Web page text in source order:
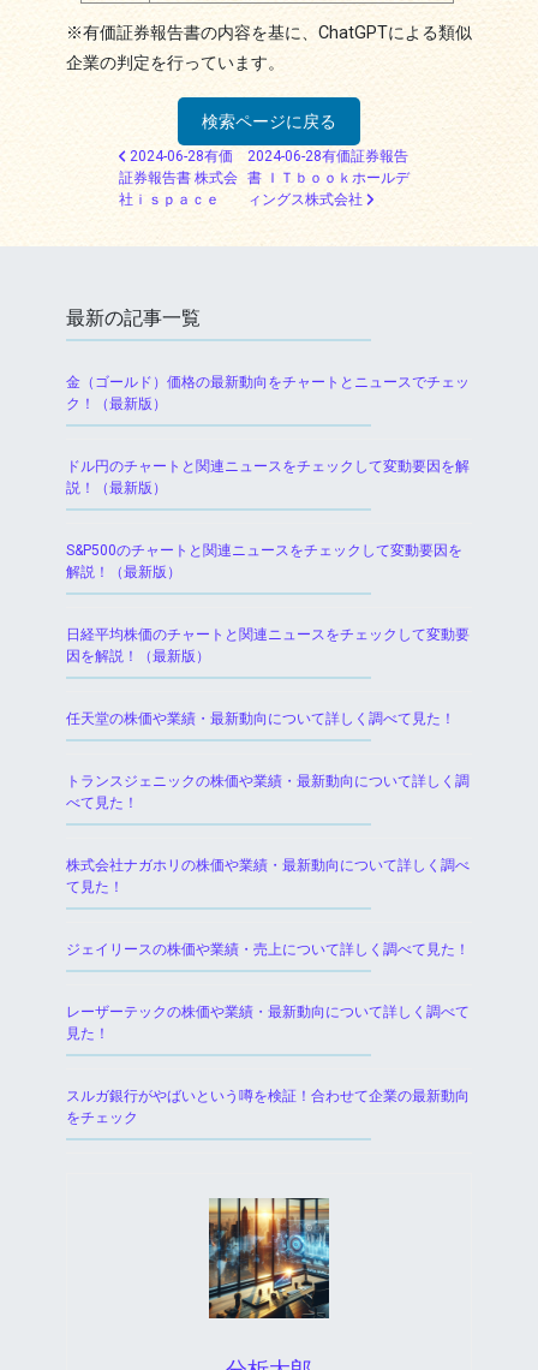
※有価証券報告書の内容を基に、ChatGPTによる類似
企業の判定を行っています。
検索ページに戻る
投稿ナビゲーション
2024-06-28有価
証券報告書 株式会
社ｉｓｐａｃｅ
2024-06-28有価証券報告
書 ＩＴｂｏｏｋホールデ
ィングス株式会社
最新の記事一覧
金（ゴールド）価格の最新動向をチャートとニュースでチェッ
ク！（最新版）
ドル円のチャートと関連ニュースをチェックして変動要因を解
説！（最新版）
S&P500のチャートと関連ニュースをチェックして変動要因を
解説！（最新版）
日経平均株価のチャートと関連ニュースをチェックして変動要
因を解説！（最新版）
任天堂の株価や業績・最新動向について詳しく調べて見た！
トランスジェニックの株価や業績・最新動向について詳しく調
べて見た！
株式会社ナガホリの株価や業績・最新動向について詳しく調べ
て見た！
ジェイリースの株価や業績・売上について詳しく調べて見た！
レーザーテックの株価や業績・最新動向について詳しく調べて
見た！
スルガ銀行がやばいという噂を検証！合わせて企業の最新動向
をチェック